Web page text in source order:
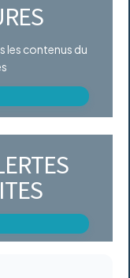
les contenus du